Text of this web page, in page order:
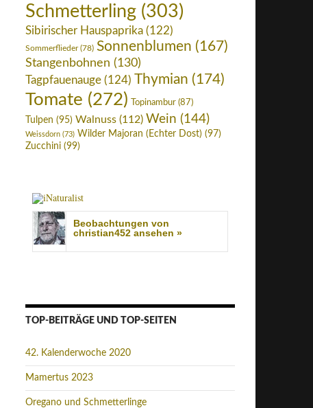
Schmetterling (303)
Sibirischer Hauspaprika (122)
Sommerflieder(78) Sonnenblumen (167)
Stangenbohnen (130)
Tagpfauenauge (124) Thymian (174)
Tomate (272) Topinambur (87)
Tulpen (95) Walnuss (112) Wein (144)
Weissdorn (73) Wilder Majoran (Echter Dost) (97)
Zucchini (99)
Beobachtungen von
christian452 ansehen »
TOP-BEITRÄGE UND TOP-SEITEN
42. Kalenderwoche 2020
Mamertus 2023
Oregano und Schmetterlinge